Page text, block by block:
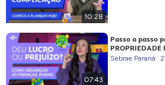
10:28
07:43
Passo a passo
PROPRIEDADE
Sebrae Paraná